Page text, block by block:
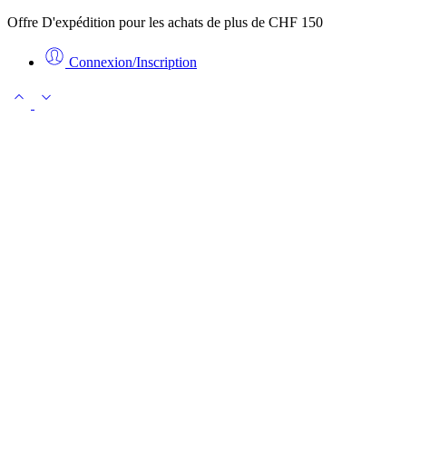
Offre D'expédition pour les achats de plus de CHF 150
Connexion/Inscription